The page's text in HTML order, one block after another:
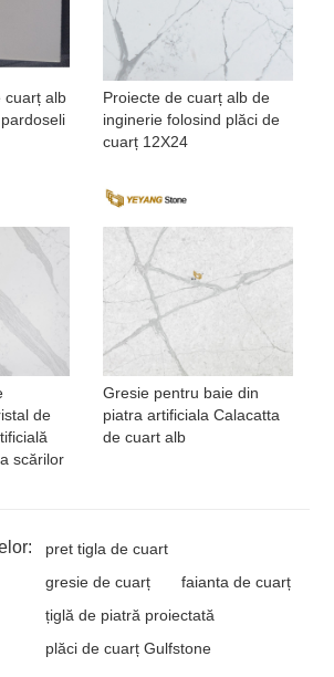
cuarț alb
Proiecte de cuarț alb de
inginerie folosind plăci de
cuarț 12X24
de
scărilor
Gresie pentru baie din
piatra artificiala Calacatta
de cuart alb
pret tigla de cuart
gresie de cuarț
faianta de cuarț
țiglă de piatră proiectată
plăci de cuarț Gulfstone